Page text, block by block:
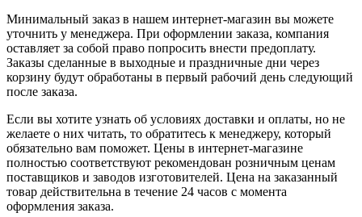
Минимальный заказ в нашем интернет-магазин вы можете
уточнить у менеджера. При оформлении заказа, компания
оставляет за собой право попросить внести предоплату.
Заказы сделанные в выходные и праздничные дни через
корзину будут обработаны в первый рабочий день следующий
после заказа.
Если вы хотите узнать об условиях доставки и оплаты, но не
желаете о них читать, то обратитесь к менеджеру, который
обязательно вам поможет. Цены в интернет-магазине
полностью соответствуют рекомендован розничным ценам
поставщиков и заводов изготовителей. Цена на заказанный
товар действительна в течение 24 часов с момента
оформления заказа.